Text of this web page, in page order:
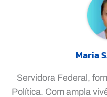
Maria
Servidora Federal,
Política. Com ampla